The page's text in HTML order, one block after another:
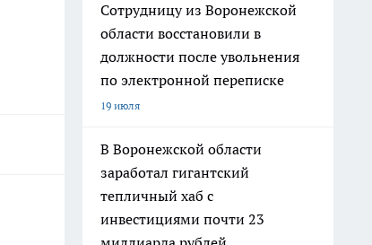
Сотрудницу из Воронежской
области восстановили в
должности после увольнения
по электронной переписке
19 июля
В Воронежской области
заработал гигантский
тепличный хаб с
инвестициями почти 23